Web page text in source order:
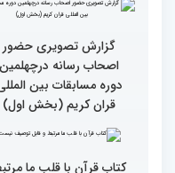
جزئیات چهارمین روز رقابت
بخش برادران مسابقات
بین‌المللی قرآن کریم